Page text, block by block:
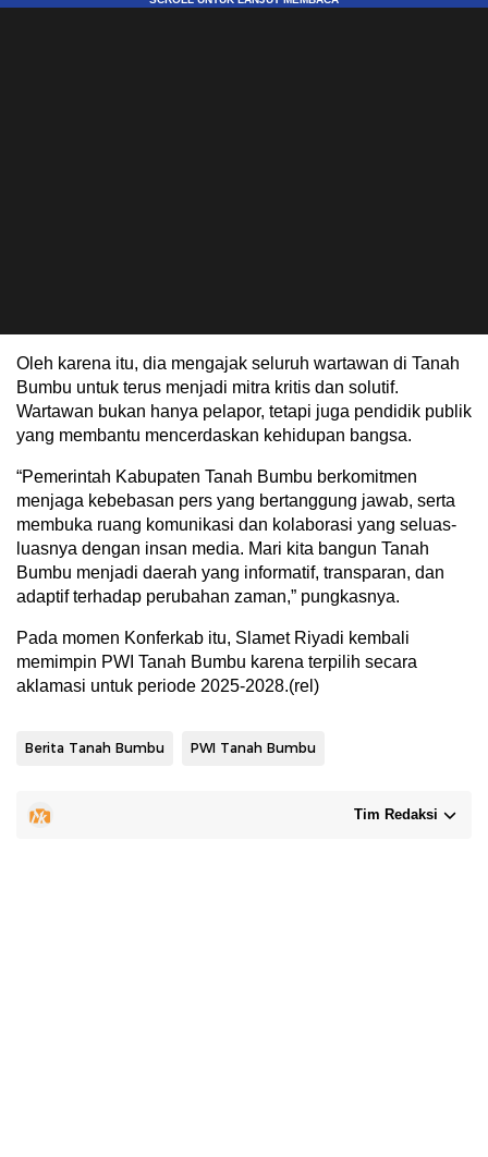
Oleh karena itu, dia mengajak seluruh wartawan di Tanah
Bumbu untuk terus menjadi mitra kritis dan solutif.
Wartawan bukan hanya pelapor, tetapi juga pendidik publik
yang membantu mencerdaskan kehidupan bangsa.
“Pemerintah Kabupaten Tanah Bumbu berkomitmen
menjaga kebebasan pers yang bertanggung jawab, serta
membuka ruang komunikasi dan kolaborasi yang seluas-
luasnya dengan insan media. Mari kita bangun Tanah
Bumbu menjadi daerah yang informatif, transparan, dan
adaptif terhadap perubahan zaman,” pungkasnya.
Pada momen Konferkab itu, Slamet Riyadi kembali
memimpin PWI Tanah Bumbu karena terpilih secara
aklamasi untuk periode 2025-2028.(rel)
Berita Tanah Bumbu PWI Tanah Bumbu
Tim Redaksi